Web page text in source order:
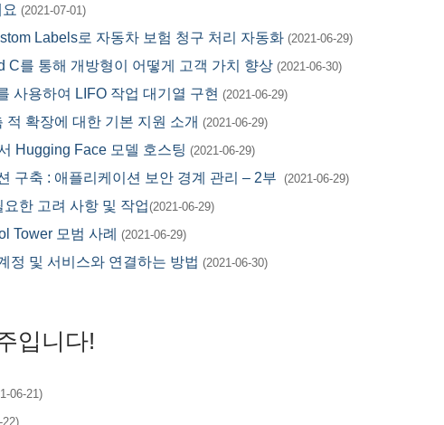
(2021-07-01)
Labels로 자동차 보험 청구 처리 자동화 (2021-06-29)
C를 통해 개방형이 어떻게 고객 가치 향상 (2021-06-30)
사용하여 LIFO 작업 대기열 구현 (2021-06-29)
확장에 대한 기본 지원 소개 (2021-06-29)
Hugging Face 모델 호스팅 (2021-06-29)
구축 : 애플리케이션 보안 경계 관리 – 2부 (2021-06-29)
한 고려 사항 및 작업(2021-06-29)
Tower 모범 사례 (2021-06-29)
정 및 서비스와 연결하는 방법 (2021-06-30)
입니다!
06-21)
22)